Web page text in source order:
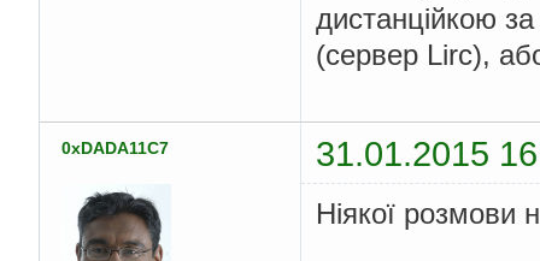
дистанційкою
(cервер Lirc),
0xDADA11C7 31.01.2015
Ніякої розмови